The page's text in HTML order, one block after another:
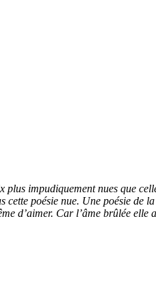
plus impudiquement nues que
cette poésie nue. Une poésie de
d’aimer. Car l’âme brûlée elle